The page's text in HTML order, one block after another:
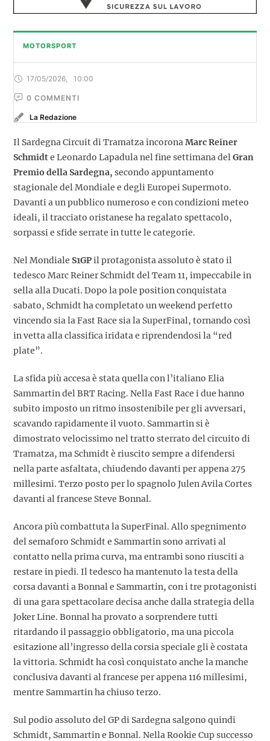
MOTORSPORT
17/05/2026 10:00
0 COMMENTI
La Redazione
Il Sardegna Circuit di Tramatza incoronaMarc Reiner
Schmidte Leonardo Lapadula nel fine settimana delGran
Premio della Sardegna, secondo appuntamento
stagionale del Mondiale e degli Europei Supermoto.
Davanti a un pubblico numeroso e con condizioni meteo
ideali, il tracciato oristanese ha regalato spettacolo,
sorpassi e sfide serrate in tutte le categorie.
Nel Mondiale S1GPil protagonista assoluto è stato il
tedesco Marc Reiner Schmidt del Team 11, impeccabile in
sella alla Ducati. Dopo la pole position conquistata
sabato, Schmidt ha completato un weekend perfetto
vincendo sia la Fast Race sia la SuperFinal, tornando così
in vetta alla classifica iridata e riprendendosi la “red
plate”.
La sfida più accesa è stata quella con l’italiano Elia
Sammartin del BRT Racing. Nella Fast Race i due hanno
subito imposto un ritmo insostenibile per gli avversari,
scavando rapidamente il vuoto. Sammartin si è
dimostrato velocissimo nel tratto sterrato del circuito di
Tramatza, ma Schmidt è riuscito sempre a difendersi
nella parte asfaltata, chiudendo davanti per appena 275
millesimi. Terzo posto per lo spagnolo Julen Avila Cortes
davanti al francese Steve Bonnal.
Ancora più combattuta la SuperFinal. Allo spegnimento
del semaforo Schmidt e Sammartin sono arrivati al
contatto nella prima curva, ma entrambi sono riusciti a
restare in piedi. Il tedesco ha mantenuto la testa della
corsa davanti a Bonnal e Sammartin, con i tre protagonisti
di una gara spettacolare decisa anche dalla strategia della
Joker Line. Bonnal ha provato a sorprendere tutti
ritardando il passaggio obbligatorio, ma una piccola
esitazione all’ingresso della corsia speciale gli è costata
la vittoria. Schmidt ha così conquistato anche la manche
conclusiva davanti al francese per appena 116 millesimi,
mentre Sammartin ha chiuso terzo.
Sul podio assoluto del GP di Sardegna salgono quindi
Schmidt, Sammartin e Bonnal. Nella Rookie Cup successo